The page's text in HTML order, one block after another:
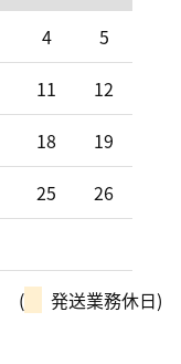
4
5
11
12
18
19
25
26
( 発送業務休日)